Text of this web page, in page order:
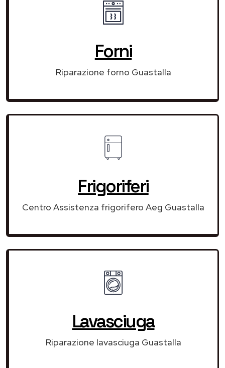
Forni
Riparazione forno Guastalla
Frigoriferi
Centro Assistenza frigorifero Aeg Guastalla
Lavasciuga
Riparazione lavasciuga Guastalla